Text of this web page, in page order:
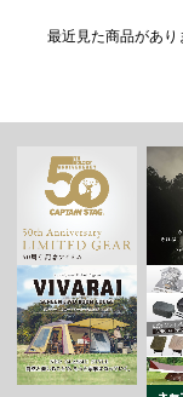
最近見た商品があり